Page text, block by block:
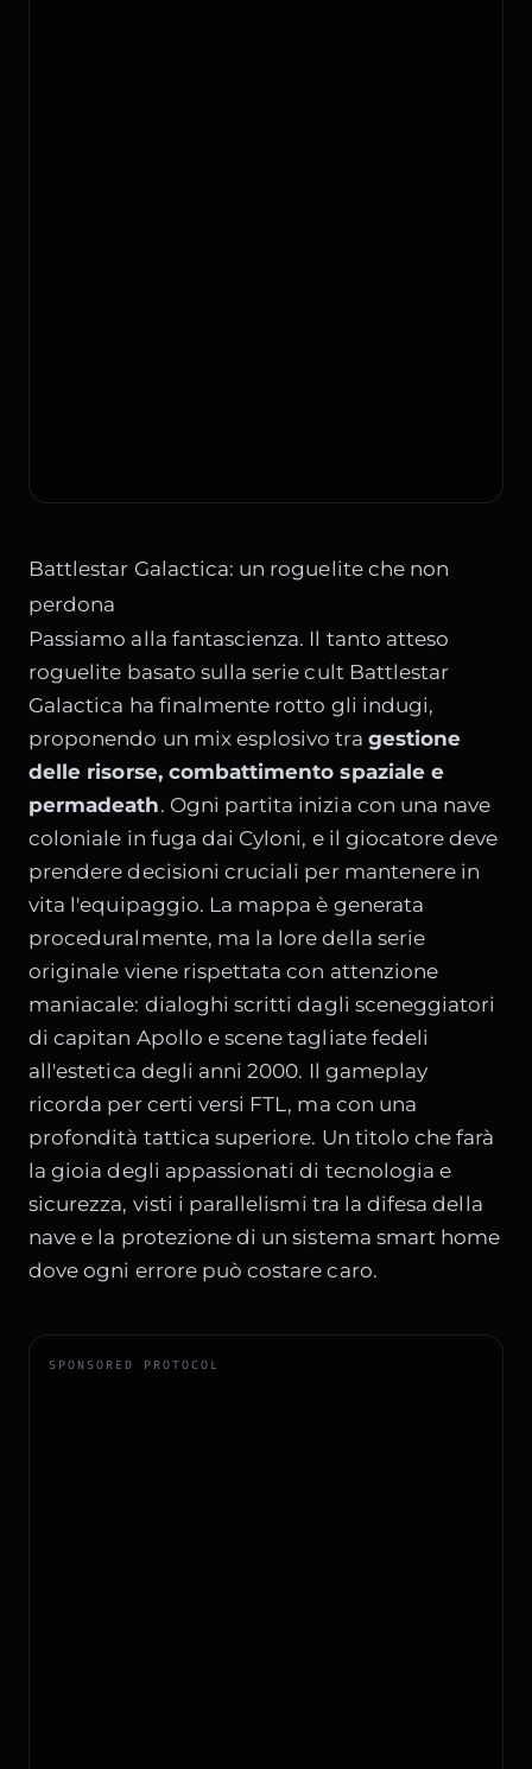
Battlestar Galactica: un roguelite che non
perdona
Passiamo alla fantascienza. Il tanto atteso
roguelite basato sulla serie cult Battlestar
Galactica ha finalmente rotto gli indugi,
proponendo un mix esplosivo tra gestione
delle risorse, combattimento spaziale e
permadeath. Ogni partita inizia con una nave
coloniale in fuga dai Cyloni, e il giocatore deve
prendere decisioni cruciali per mantenere in
vita l'equipaggio. La mappa è generata
proceduralmente, ma la lore della serie
originale viene rispettata con attenzione
maniacale: dialoghi scritti dagli sceneggiatori
di capitan Apollo e scene tagliate fedeli
all'estetica degli anni 2000. Il gameplay
ricorda per certi versi FTL, ma con una
profondità tattica superiore. Un titolo che farà
la gioia degli appassionati di tecnologia e
sicurezza, visti i parallelismi tra la difesa della
nave e la protezione di un sistema smart home
dove ogni errore può costare caro.
SPONSORED PROTOCOL